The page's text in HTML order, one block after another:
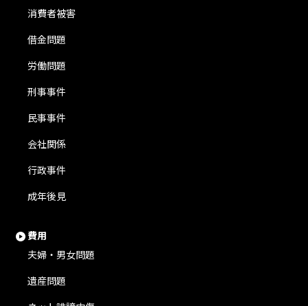
消費者被害
借金問題
労働問題
刑事事件
民事事件
会社関係
行政事件
成年後見
費用
夫婦・男女問題
遺産問題